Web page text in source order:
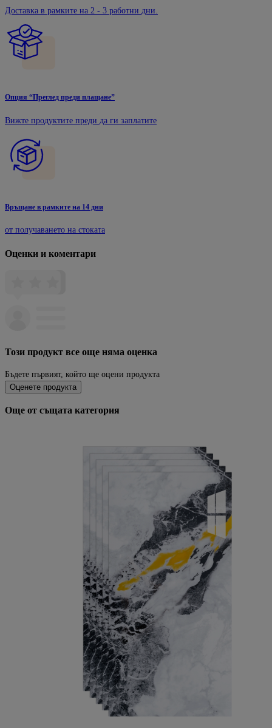
Доставка в рамките на 2 - 3 работни дни.
Опция “Преглед преди плащане”
Вижте продуктите преди да ги заплатите
Връщане в рамките на 14 дни
от получаването на стоката
Оценки и коментари
Този продукт все още няма оценка
Бъдете първият, който ще оцени продукта
Оценете продукта
Още от същата категория